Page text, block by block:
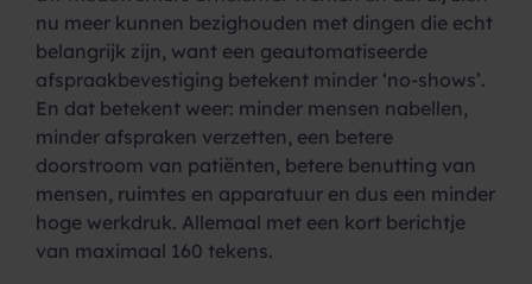
nu meer kunnen bezighouden met dingen die echt
belangrijk zijn, want een geautomatiseerde
afspraakbevestiging betekent minder ‘no-shows’.
En dat betekent weer: minder mensen nabellen,
minder afspraken verzetten, een betere
doorstroom van patiënten, betere benutting van
mensen, ruimtes en apparatuur en dus een minder
hoge werkdruk. Allemaal met een kort berichtje
van maximaal 160 tekens.